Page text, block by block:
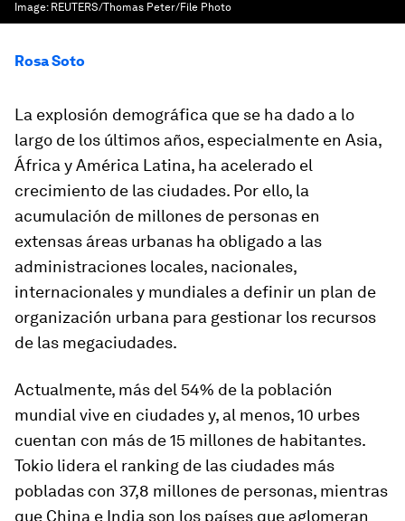
Image: REUTERS/Thomas Peter/File Photo
Rosa Soto
La explosión demográfica que se ha dado a lo
largo de los últimos años, especialmente en Asia,
África y América Latina, ha acelerado el
crecimiento de las ciudades. Por ello, la
acumulación de millones de personas en
extensas áreas urbanas ha obligado a las
administraciones locales, nacionales,
internacionales y mundiales a definir un plan de
organización urbana para gestionar los recursos
de las megaciudades.
Actualmente, más del 54% de la población
mundial vive en ciudades y, al menos, 10 urbes
cuentan con más de 15 millones de habitantes.
Tokio lidera el ranking de las ciudades más
pobladas con 37,8 millones de personas, mientras
que China e India son los países que aglomeran